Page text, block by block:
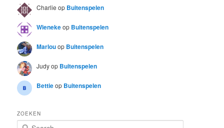
Charlie op Buitenspelen
Wienekeop Buitenspelen
Marlouop Buitenspelen
Judyop Buitenspelen
Bettieop Buitenspelen
ZOEKEN